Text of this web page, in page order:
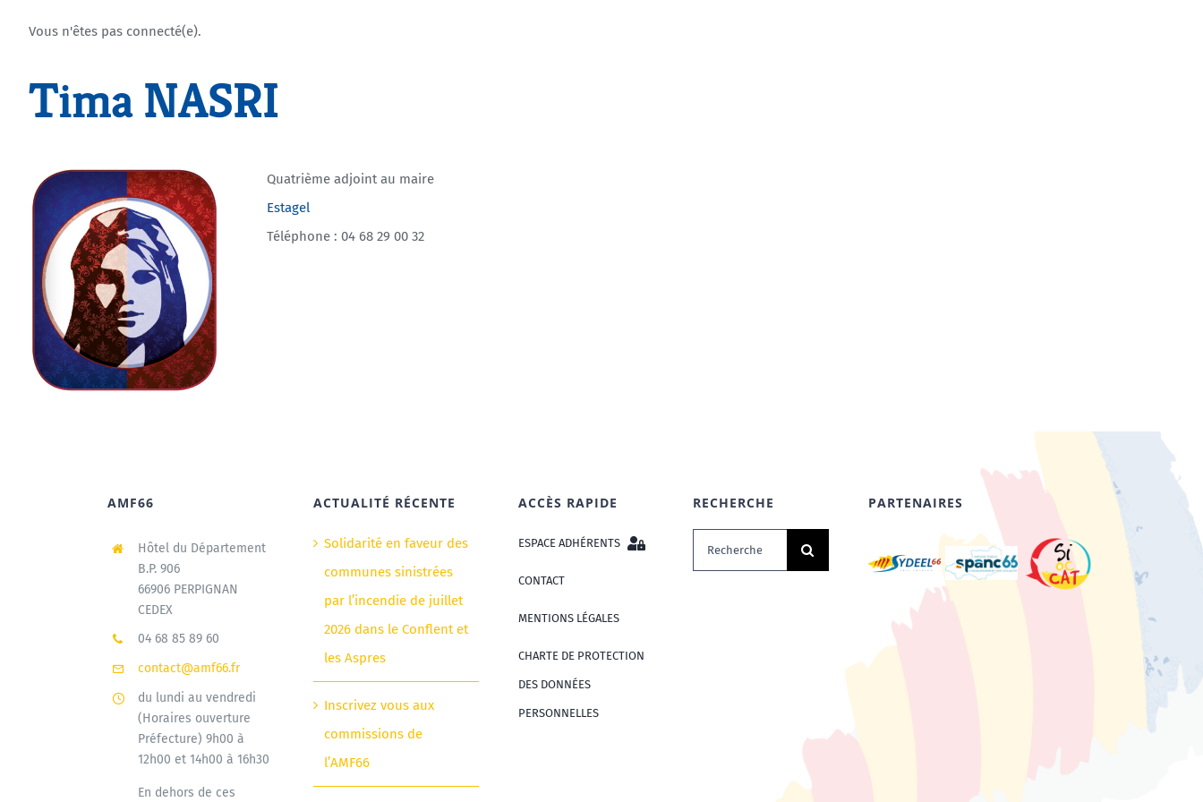
Vous n'êtes pas connecté(e).
Tima NASRI
Quatrième adjoint au maire
Estagel
Téléphone : 04 68 29 00 32
AMF66
Hôtel du Département
B.P. 906
66906 PERPIGNAN
CEDEX
04 68 85 89 60
contact@amf66.fr
du lundi au vendredi
(Horaires ouverture
Préfecture) 9h00 à
12h00 et 14h00 à 16h30
En dehors de ces
ACTUALITÉ RÉCENTE
Solidarité en faveur des
communes sinistrées
par l’incendie de juillet
2026 dans le Conflent et
les Aspres
Inscrivez vous aux
commissions de
l’AMF66
ACCÈS RAPIDE
ESPACE ADHÉRENTS
CONTACT
MENTIONS LÉGALES
CHARTE DE PROTECTION
DES DONNÉES
PERSONNELLES
RECHERCHE
Rechercher:
PARTENAIRES